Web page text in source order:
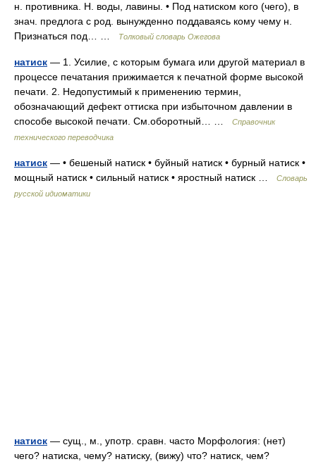
н. противника. Н. воды, лавины. • Под натиском кого (чего), в
знач. предлога с род. вынужденно поддаваясь кому чему н.
Признаться под… …
Толковый словарь Ожегова
натиск — 1. Усилие, с которым бумага или другой материал в
процессе печатания прижимается к печатной форме высокой
печати. 2. Недопустимый к применению термин,
обозначающий дефект оттиска при избыточном давлении в
способе высокой печати. См.оборотный… …
Справочник
технического переводчика
натиск — • бешеный натиск • буйный натиск • бурный натиск •
мощный натиск • сильный натиск • яростный натиск …
Словарь
русской идиоматики
натиск — сущ., м., употр. сравн. часто Морфология: (нет)
чего? натиска, чему? натиску, (вижу) что? натиск, чем?